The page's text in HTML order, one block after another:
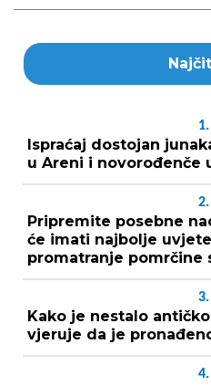
1.
Ispraćaj dostojan
u Areni i novorođenče
2.
Pripremite posebne
će imati najbolje
promatranje pomrčine
3.
Kako je nestalo
vjeruje da je
4.